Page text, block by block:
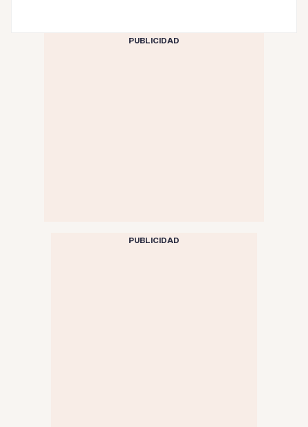
PUBLICIDAD
PUBLICIDAD